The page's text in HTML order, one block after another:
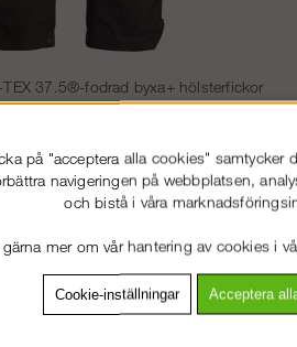
TEX 37.5®-fodrad byxa+ hölsterfickor
Service hela vägen
Prisgaranti
på "acceptera alla cookies" samtycker
navigeringen på webbplatsen,
och bistå i våra
gärna mer om vår hantering av cookies i
Cookie-inställningar Acceptera
TILL